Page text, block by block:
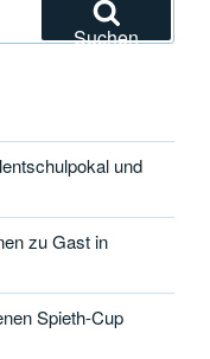
Suchen
und
zu Gast in
Spieth-Cup